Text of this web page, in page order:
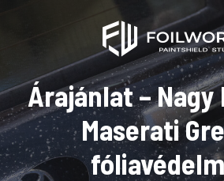
Árajánlat – Nagy
Maserati